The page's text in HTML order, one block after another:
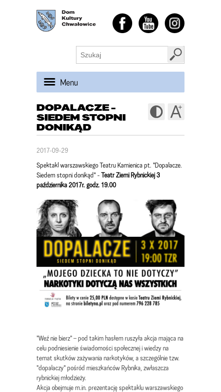
Menu
DOPALACZE -
SIEDEM STOPNI
DONIKĄD
2017-09-29
Spektaklwarszawskiego Teatru Kamienica pt. "Dopalacze.
Siedem stopni donikąd" -Teatr Ziemi Rybnickiej 3
października 2017r. godz. 19.00
"Weź nie bierz" – pod takim hasłem ruszyła akcja mająca na
celu podniesienie świadomości społecznej i wiedzy na
temat skutków zażywania narkotyków, a szczególnie tzw.
"dopalaczy" pośród mieszkańców Rybnika, zwłaszcza
rybnickiej młodzieży.
Akcja obejmuje m.in. prezentację spektaklu warszawskiego